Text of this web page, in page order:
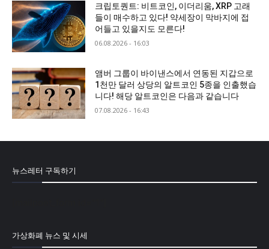
크립토퀀트: 비트코인, 이더리움, XRP 고래
들이 매수하고 있다! 약세장이 막바지에 접
어들고 있을지도 모른다!
06.08.2026 - 16:03
앰버 그룹이 바이낸스에서 연동된 지갑으로
1천만 달러 상당의 알트코인 5종을 인출했습
니다! 해당 알트코인은 다음과 같습니다
07.08.2026 - 16:43
뉴스레터 구독하기
가상화폐 뉴스 및 시세